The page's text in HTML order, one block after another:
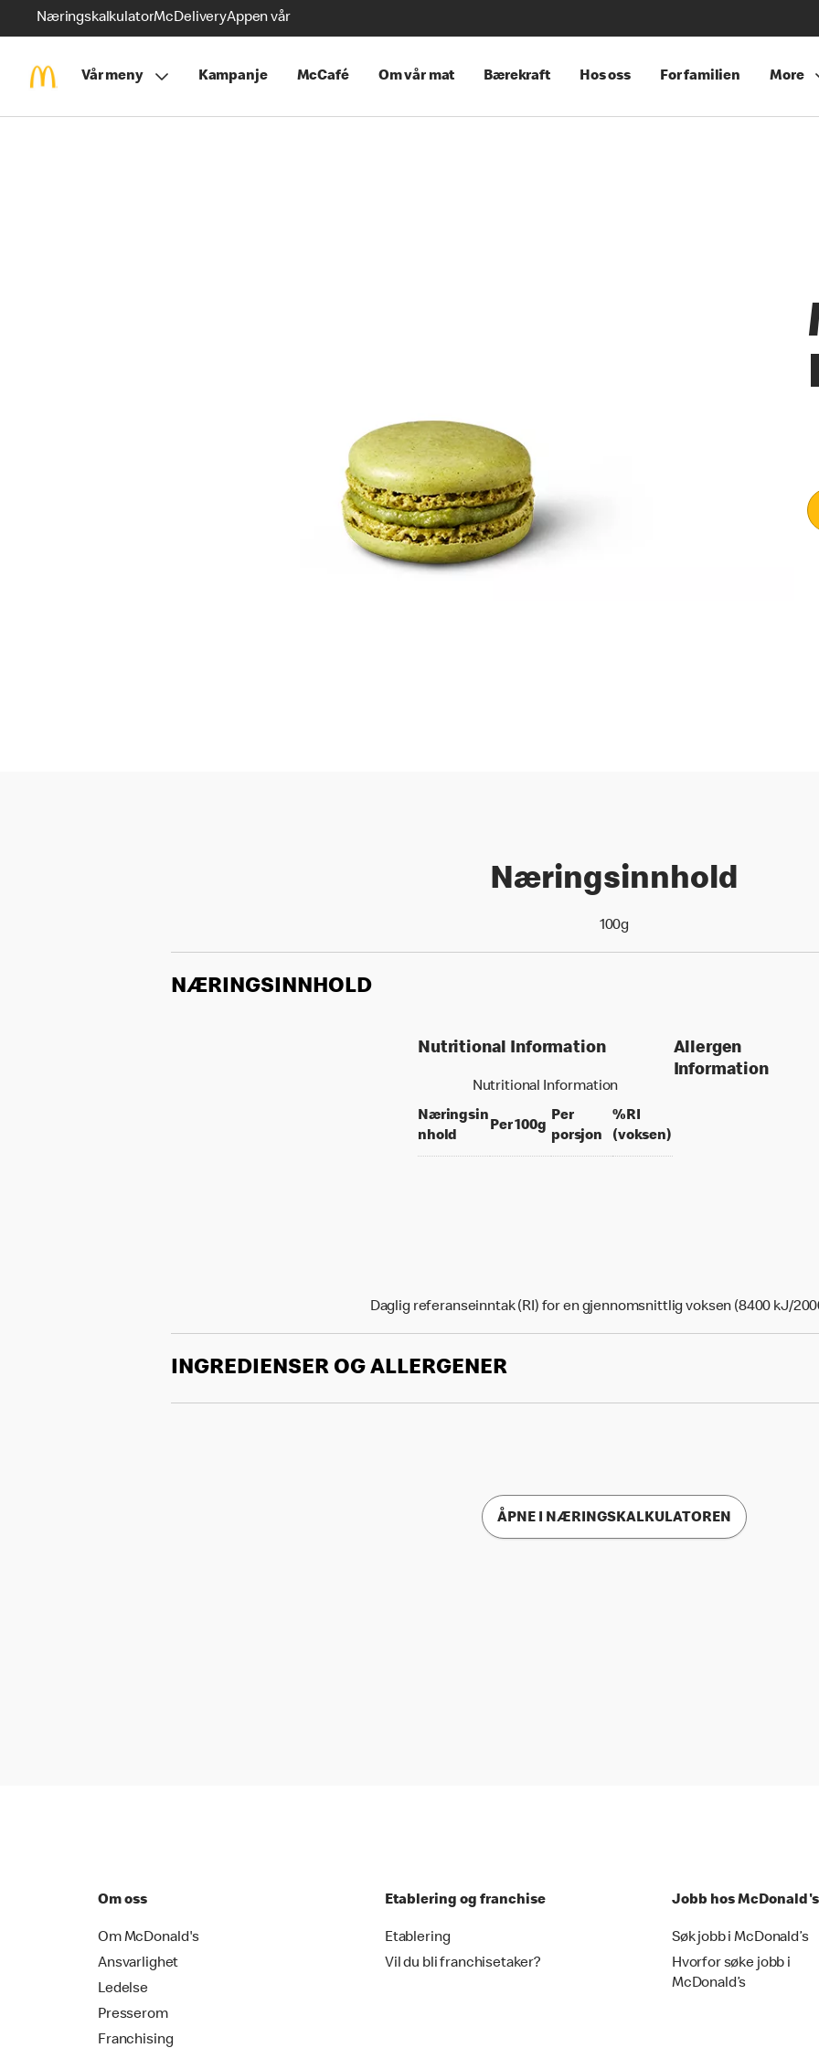
NæringskalkulatorMcDeliveryAppen vår
Vår meny Kampanje McCafé Om vår mat Bærekraft Hos oss For familien More
Næringsinnhold
100g
NÆRINGSINNHOLD
Nutritional Information
Nutritional Information
Næringsin
nhold
Per 100gper 100 grams
Per
porsjonper portion
%RI
(voksen)% daily value for an
Allergen
Information
Daglig referanseinntak (RI) for en gjennomsnittlig voksen (8400 kJ/
INGREDIENSER OG ALLERGENER
ÅPNE I NÆRINGSKALKULATOREN
Om oss
Om McDonald's
Ansvarlighet
Ledelse
Presserom
Franchising
Etablering og franchise
Etablering
Vil du bli franchisetaker?
Jobb hos McDonald's
Søk jobb i McDonald’s
Hvorfor søke jobb i
McDonald’s